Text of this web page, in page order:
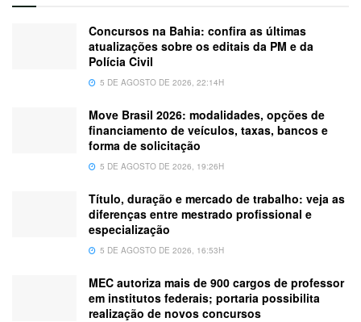
Concursos na Bahia: confira as últimas
atualizações sobre os editais da PM e da
Polícia Civil
5 DE AGOSTO DE 2026, 22:14H
Move Brasil 2026: modalidades, opções de
financiamento de veículos, taxas, bancos e
forma de solicitação
5 DE AGOSTO DE 2026, 19:26H
Título, duração e mercado de trabalho: veja as
diferenças entre mestrado profissional e
especialização
5 DE AGOSTO DE 2026, 16:53H
MEC autoriza mais de 900 cargos de professor
em institutos federais; portaria possibilita
realização de novos concursos